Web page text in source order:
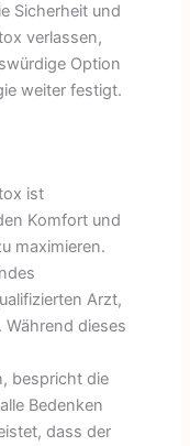
Sicherheit und
verlassen,
Option
weiter festigt.
ist
Komfort und
maximieren.
Arzt,
Während dieses
bespricht die
Bedenken
dass der